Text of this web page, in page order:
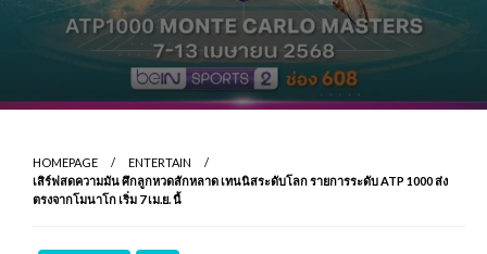
HOMEPAGE
ENTERTAIN
เสิร์ฟสดความมัน ศึกลูกหวดสักหลาด เทนนิสระดับโลก รายการระดับ ATP 1000 ส่ง
ตรงจากโมนาโก เริ่ม 7 เม.ย. นี้